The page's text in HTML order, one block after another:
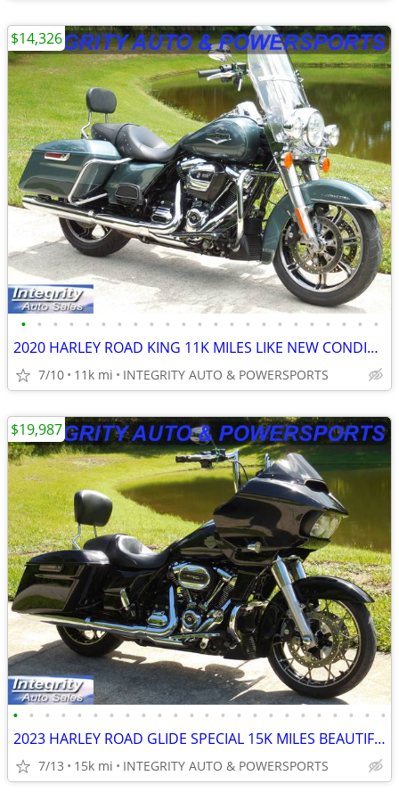
• • • • • • • • • • • • • • • • • • • • • • •
2020 HARLEY ROAD KING 11K MILES LIKE NEW CONDITION NEW TIRES NO BS FEE
7/10 11k mi INTEGRITY AUTO & POWERSPORTS
$14,326
• • • • • • • • • • • • • • • • • • • • • • • •
2023 HARLEY ROAD GLIDE SPECIAL 15K MILES BEAUTIFUL BIKE NO BS FEES
7/13 15k mi INTEGRITY AUTO & POWERSPORTS
$19,987